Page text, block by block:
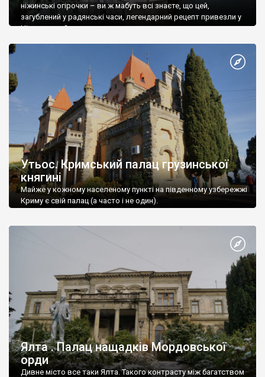
ніжинські огірочки – ви ж мабуть всі знаєте, що цей,
загублений у радянські часи, легендарний рецепт привезли у
Ніжин греки?
Утьос. Кримський палац грузинської
княгині
Майже у кожному населеному пункті на південному узбережжі
Криму є свій палац (а часто і не один).
Ялта . Палац нащадків Мордовської
орди
Дивне місто все таки Ялта. Такого контрасту між багатством